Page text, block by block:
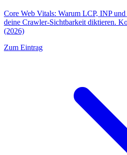
Core Web Vitals: Warum LCP, INP
deine Crawler-Sichtbarkeit diktieren.
(2026)
Zum Eintrag